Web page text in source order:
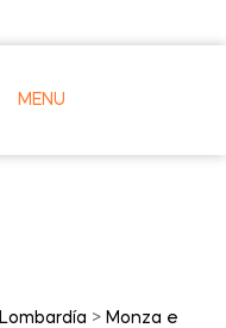
MENU
Lombardía > Monza e